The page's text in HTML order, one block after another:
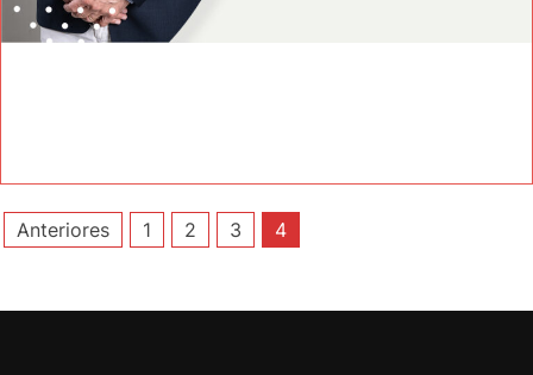
Paginación
entradas
Anteriores 1 2 3 4